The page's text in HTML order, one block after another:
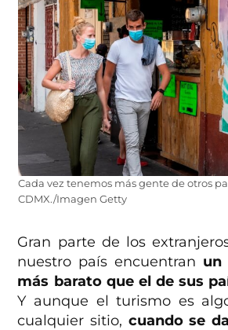
Cada vez tenemos más gente de otros
CDMX./Imagen Getty
Gran parte de los
nuestro país encuentran un
más barato que el de sus
Y aunque el turismo es
cualquier sitio, cuando se